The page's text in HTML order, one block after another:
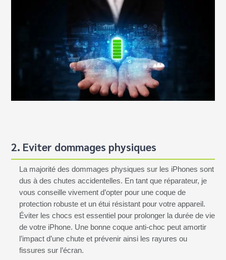
2. Eviter dommages physiques
La majorité des dommages physiques sur les iPhones sont
dus à des chutes accidentelles. En tant que réparateur, je
vous conseille vivement d’opter pour une coque de
protection robuste et un étui résistant pour votre appareil.
Éviter les chocs est essentiel pour prolonger la durée de vie
de votre iPhone. Une bonne coque anti-choc peut amortir
l’impact d’une chute et prévenir ainsi les rayures ou
fissures sur l’écran.